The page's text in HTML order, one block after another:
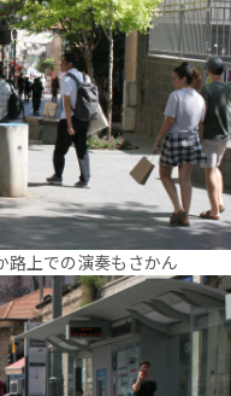
路上での演奏もさかん